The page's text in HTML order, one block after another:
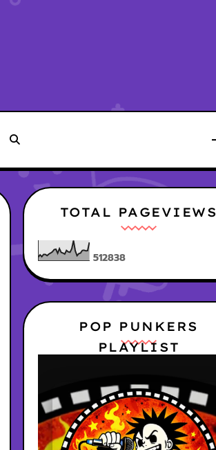
TOTAL PAGEVIEWS
512838
POP PUNKERS
PLAYLIST